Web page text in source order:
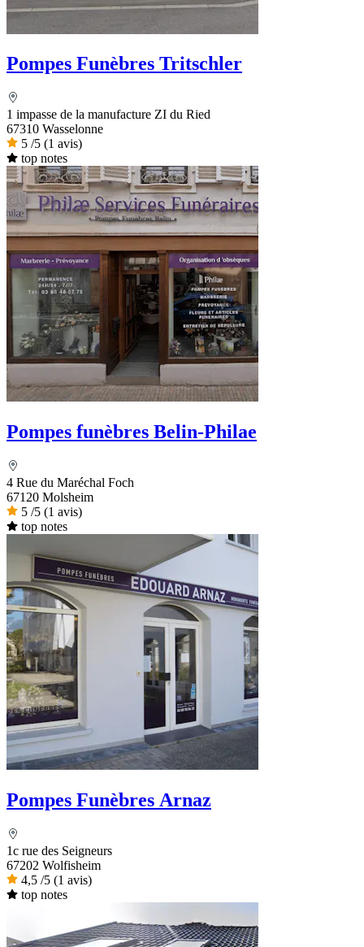
Pompes Funèbres Tritschler
1 impasse de la manufacture ZI du Ried
67310 Wasselonne
5 /5 (1 avis)
top notes
Pompes funèbres Belin-Philae
4 Rue du Maréchal Foch
67120 Molsheim
5 /5 (1 avis)
top notes
Pompes Funèbres Arnaz
1c rue des Seigneurs
67202 Wolfisheim
4,5 /5 (1 avis)
top notes